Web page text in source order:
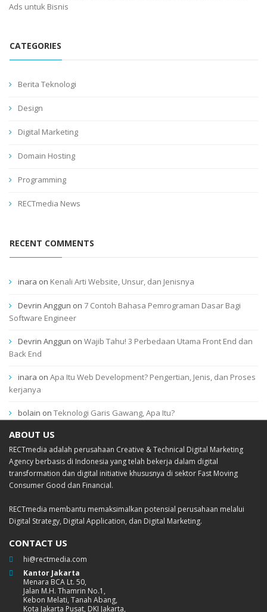
Ads untuk Bisnis
CATEGORIES
Berita Teknologi
Design
Digital Marketing
Domain Hosting
Programming
RECTmedia News
RECENT COMMENTS
inara on Kenali Arti Website, Unsur, dan Jenisnya
Devrin Anggun on 7 Contoh Bahasa Pemrograman Dasar Bagi
Software Engineer
Devrin Anggun on Wajib Tahu! 3 Perbedaan Utama Front End dan
Back End
inara on Apa Itu Web Development? Pengertian, Jenis, dan Proses
kerjanya
bolain on Teknologi Garis Gawang, Apa Itu?
ABOUT US
RECTmedia adalah perusahaan Creative & Technical Digital Marketing
Agency berbasis di Indonesia yang telah bekerja dalam digital
transformation dan digital initiative khususnya di sektor Fast Moving
Consumer Good dan Financial.
RECTmedia membantu memaksimalkan potensial perusahaan melalui
Digital Strategy, Digital Application, dan Digital Marketing.
CONTACT US
hi@rectmedia.com
Kantor Jakarta
Menara BCA Lt. 50,
Jalan M.H. Thamrin No.1,
Kebon Melati, Tanah Abang,
Kota Jakarta Pusat, DKI Jakarta,